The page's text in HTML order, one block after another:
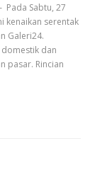
Pada Sabtu, 27
kenaikan serentak
Galeri24.
dan
pasar. Rincian